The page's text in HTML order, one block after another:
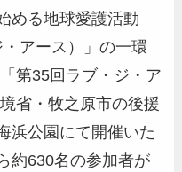
める地球愛護活動
・アース）」の一環
第35回ラブ・ジ・ア
省・牧之原市の後援
浜公園にて開催いた
約630名の参加者が